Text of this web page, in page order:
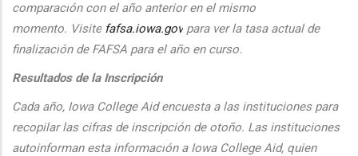
comparación con el año anterior en el mismo
momento. Visite fafsa.iowa.gov para ver la tasa actual de
finalización de FAFSA para el año en curso.
Resultados de la Inscripción
Cada año, Iowa College Aid encuesta a las instituciones para
recopilar las cifras de inscripción de otoño. Las instituciones
autoinforman esta información a Iowa College Aid, quien